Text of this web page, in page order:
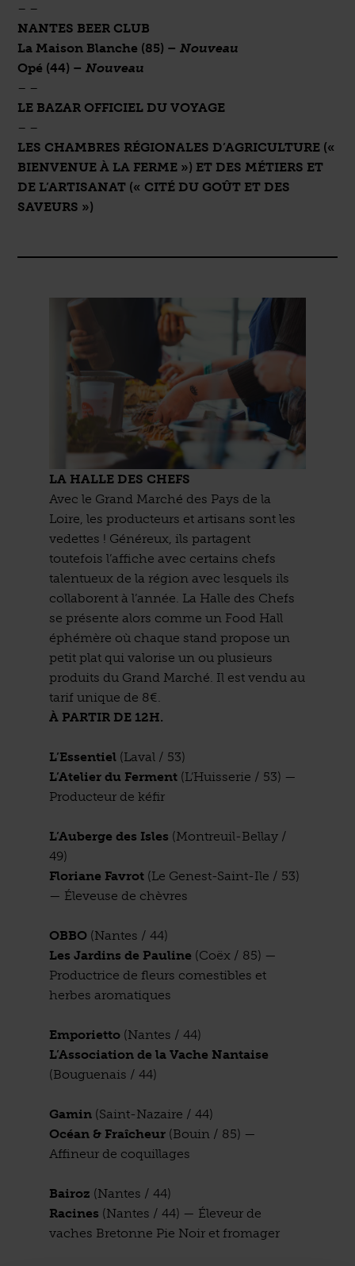
– –
NANTES BEER CLUB
La Maison Blanche (85) –Nouveau
Opé (44) –Nouveau
– –
LE BAZAR OFFICIEL DU VOYAGE
– –
LES CHAMBRES RÉGIONALES D’AGRICULTURE («
BIENVENUE À LA FERME ») ET DES MÉTIERS ET
DE L’ARTISANAT (« CITÉ DU GOÛT ET DES
SAVEURS »)
LA HALLE DES CHEFS
Avec le Grand Marché des Pays de la
Loire, les producteurs et artisans sont les
vedettes ! Généreux, ils partagent
toutefois l’affiche avec certains chefs
talentueux de la région avec lesquels ils
collaborent à l’année. La Halle des Chefs
se présente alors comme un Food Hall
éphémère où chaque stand propose un
petit plat qui valorise un ou plusieurs
produits du Grand Marché. Il est vendu au
tarif unique de 8€.
À PARTIR DE 12H.
L’Essentiel (Laval / 53)
L’Atelier du Ferment (L’Huisserie / 53) —
Producteur de kéfir
L’Auberge des Isles (Montreuil-Bellay /
49)
Floriane Favrot (Le Genest-Saint-Ile / 53)
— Éleveuse de chèvres
OBBO (Nantes / 44)
Les Jardins de Pauline (Coëx / 85) —
Productrice de fleurs comestibles et
herbes aromatiques
Emporietto (Nantes / 44)
L’Association de la Vache Nantaise
(Bouguenais / 44)
Gamin (Saint-Nazaire / 44)
Océan & Fraîcheur (Bouin / 85) —
Affineur de coquillages
Bairoz (Nantes / 44)
Racines (Nantes / 44) — Éleveur de
vaches Bretonne Pie Noir et fromager